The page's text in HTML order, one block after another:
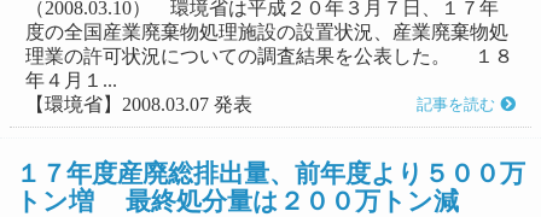
（2008.03.10） 環境省は平成２０年３月７日、１７年
度の全国産業廃棄物処理施設の設置状況、産業廃棄物処
理業の許可状況についての調査結果を公表した。 １８
年４月１...
【環境省】2008.03.07 発表
記事を読む
１７年度産廃総排出量、前年度より５００万
トン増 最終処分量は２００万トン減